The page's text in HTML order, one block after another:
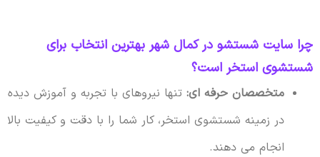
چرا سایت شستشو در کمال شهر بهترین انتخاب برای
شستشوی استخر است؟
متخصصان حرفه ای:تنها نیروهای با تجربه و آموزش دیده
در زمینه شستشوی استخر، کار شما را با دقت و کیفیت بالا
انجام می دهند.